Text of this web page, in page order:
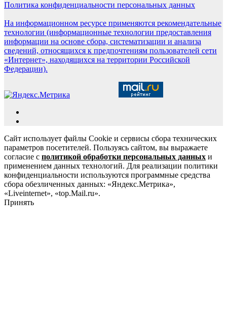
Политика конфиденциальности персональных данных
На информационном ресурсе применяются рекомендательные
технологии (информационные технологии предоставления
информации на основе сбора, систематизации и анализа
сведений, относящихся к предпочтениям пользователей сети
«Интернет», находящихся на территории Российской
Федерации).
Сайт использует файлы Cookie и сервисы сбора технических
параметров посетителей. Пользуясь сайтом, вы выражаете
согласие с политикой обработки персональных данных и
применением данных технологий. Для реализации политики
конфиденциальности используются программные средства
сбора обезличенных данных: «Яндекс.Метрика»,
«Liveinternet», «top.Mail.ru».
Принять